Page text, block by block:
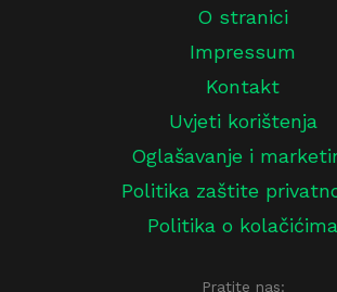
O stranici
Impressum
Kontakt
Uvjeti korištenja
Oglašavanje i
Politika zaštite
Politika o kolačićima
Pratite nas: